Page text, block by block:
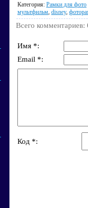
Категория: Рамки для фото
мультфильм disney,
Всего комментариев:
Имя *:
Email *:
Код *: